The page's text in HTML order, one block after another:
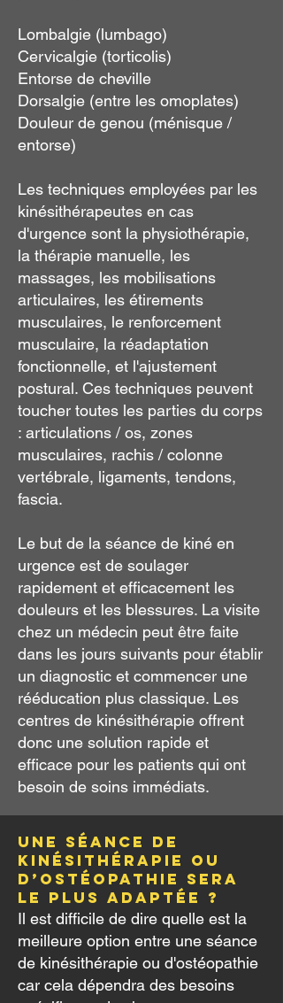
Lombalgie (lumbago)
Cervicalgie (torticolis)
Entorse de cheville
Dorsalgie (entre les omoplates)
Douleur de genou (ménisque /
entorse)
Les techniques employées par les
kinésithérapeutes en cas
d'urgence sont la physiothérapie,
la thérapie manuelle, les
massages, les mobilisations
articulaires, les étirements
musculaires, le renforcement
musculaire, la réadaptation
fonctionnelle, et l'ajustement
postural. Ces techniques peuvent
toucher toutes les parties du corps
: articulations / os, zones
musculaires, rachis / colonne
vertébrale, ligaments, tendons,
fascia.
Le but de la séance de kiné en
urgence est de soulager
rapidement et efficacement les
douleurs et les blessures. La visite
chez un médecin peut être faite
dans les jours suivants pour établir
un diagnostic et commencer une
rééducation plus classique. Les
centres de kinésithérapie offrent
donc une solution rapide et
efficace pour les patients qui ont
besoin de soins immédiats.
UNE SÉANCE DE
KINÉSITHÉRAPIE OU
D’OSTÉOPATHIE SERA
LE PLUS ADAPTÉe ?
Il est difficile de dire quelle est la
meilleure option entre une séance
de kinésithérapie ou d'ostéopathie
car cela dépendra des besoins